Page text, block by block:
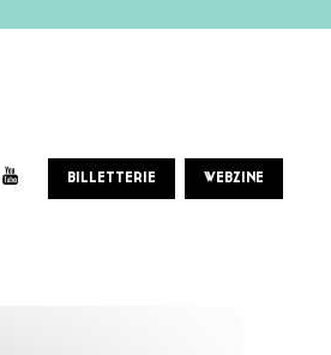
BILLETTERIE WEBZINE